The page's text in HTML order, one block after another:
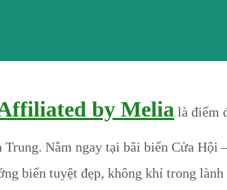
by Melia là điểm
Nằm ngay tại bãi biển Cửa Hội
biển tuyệt đẹp, không khí trong